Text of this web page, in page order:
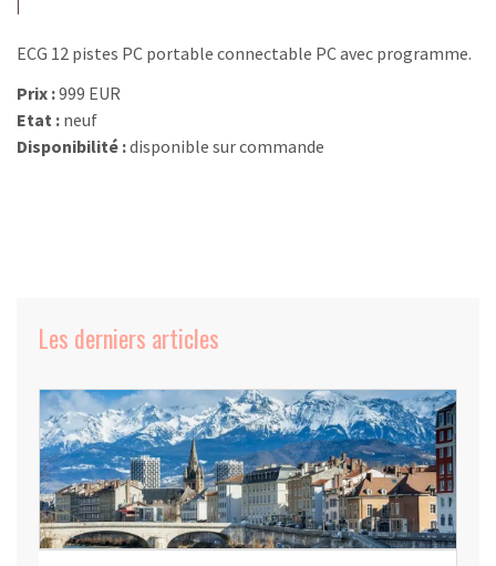
ECG 12 pistes PC portable connectable PC avec programme.
Prix :999 EUR
Etat : neuf
Disponibilité :disponible sur commande
Les derniers articles